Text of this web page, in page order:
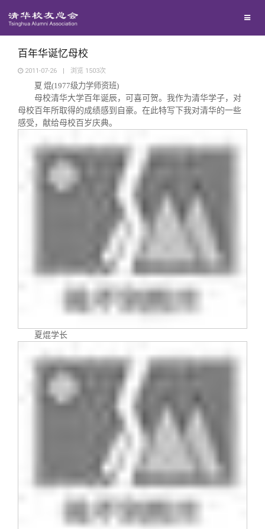
校友文苑
校友讲坛
终身学习
信息化服务
三创大赛
实用信息
校友总会
总会简介
会长致辞
总会章程
制度法规
联系我们
关闭
百年华诞忆母校
2011-07-26 | 浏览 1503次
夏 焜(1977级力学师资班)
母校清华大学百年诞辰，可喜可贺。我作为清华学子，对
母校百年所取得的成绩感到自豪。在此特写下我对清华的一些
感受，献给母校百岁庆典。
夏焜学长